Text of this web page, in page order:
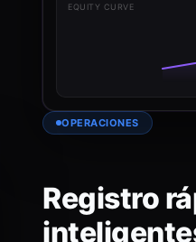
EQUITY CURVE
OPERACIONES
Registro